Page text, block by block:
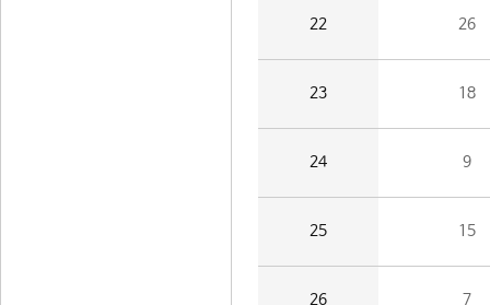
22 26
23 18
24 9
25 15
26 7